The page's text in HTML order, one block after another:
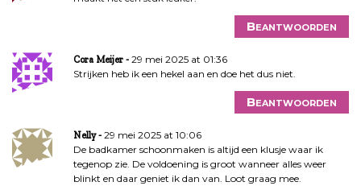
Beantwoorden
Cora Meijer
29 mei 2025 at 01:36
Strijken heb ik een hekel aan en doe het dus niet.
Beantwoorden
Nelly
29 mei 2025 at 10:06
De badkamer schoonmaken is altijd een klusje waar ik
tegenop zie. De voldoening is groot wanneer alles weer
blinkt en daar geniet ik dan van. Loot graag mee.